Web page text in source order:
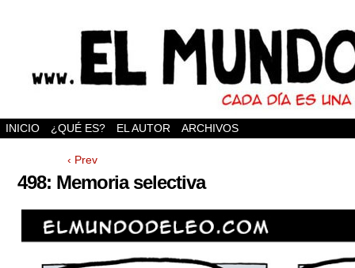
INICIO ¿QUÉ ES? EL AUTOR ARCHIVOS
‹ Prev
498: Memoria selectiva